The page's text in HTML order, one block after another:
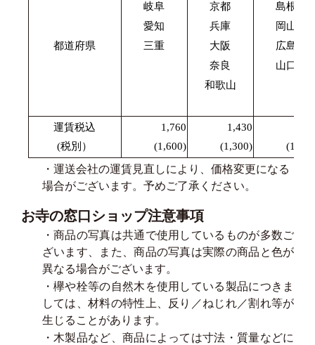
都道府県
岐阜
愛知
三重
京都
兵庫
大阪
奈良
和歌山
島根
岡山
広島
山口
運賃税込
(税別）
1,760
(1,600)
1,430
(1,300)
・運送会社の運賃見直しにより、価格変更になる
場合がございます。予めご了承ください。
お寺の窓口ショップ注意事項
・商品の写真は共通で使用しているものが多数ご
ざいます、また、商品の写真は実際の商品と色が
異なる場合がございます。
・欅や栓等の自然木を使用している製品につきま
しては、材料の特性上、反り／ねじれ／割れ等が
生じることがあります。
・木製品など、商品によっては寸法・質量などに